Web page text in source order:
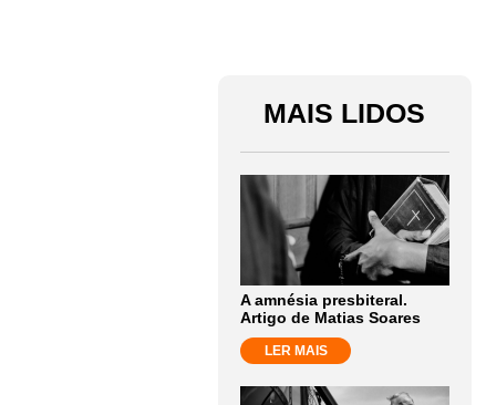
MAIS LIDOS
A amnésia presbiteral.
Artigo de Matias Soares
LER MAIS